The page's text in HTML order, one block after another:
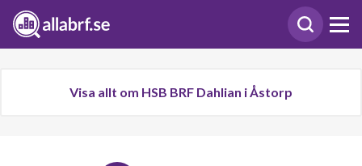
Visa allt om HSB BRF Dahlian i Åstorp